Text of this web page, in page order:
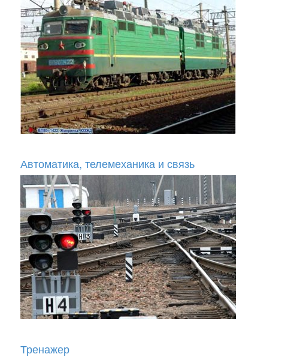
Автоматика, телемеханика и связь
Тренажер